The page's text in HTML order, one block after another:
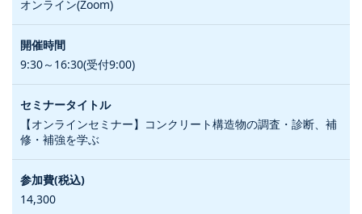
オンライン(Zoom)
9:30～16:30(受付9:00)
【オンラインセミナー】コンクリート構造物の調査・診断、補
修・補強を学ぶ
14,300